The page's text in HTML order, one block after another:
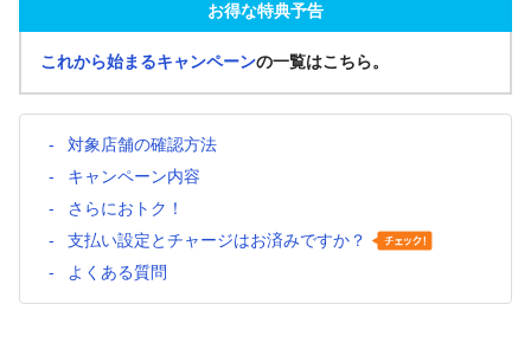
お得な特典予告
これから始まるキャンペーンの一覧はこちら。
対象店舗の確認方法
キャンペーン内容
さらにおトク！
支払い設定とチャージはお済みですか？
よくある質問